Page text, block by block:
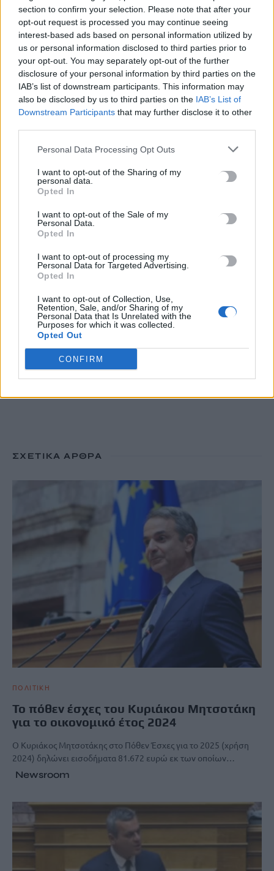
section to confirm your selection. Please note that after your
opt-out request is processed you may continue seeing
interest-based ads based on personal information utilized by
us or personal information disclosed to third parties prior to
your opt-out. You may separately opt-out of the further
disclosure of your personal information by third parties on the
IAB’s list of downstream participants. This information may
also be disclosed by us to third parties on the IAB’s List of
Downstream Participants that may further disclose it to other
Personal Data Processing Opt Outs
I want to opt-out of the Sharing of my
personal data.
Opted In
I want to opt-out of the Sale of my
Personal Data.
Opted In
I want to opt-out of processing my
Personal Data for Targeted Advertising.
Opted In
I want to opt-out of Collection, Use,
Retention, Sale, and/or Sharing of my
Personal Data that Is Unrelated with the
Purposes for which it was collected.
Opted Out
CONFIRM
Κρήτη: 500.000 ευρώ για έργα οδικής ασφάλειας –
Διαγραμμίσεις και ανακλαστήρες σε 150 χλμ. οδικού δικτύου
Δήμος Μινώα Πεδιάδας: 285 ζώα έλαβαν κτηνιατρική
φροντίδα
10 Αυγούστου, 2026
Προθεσμία για να δώσουν εξηγήσεις για την προσγείωση στο
ελικοπτέρου
10 Αυγούστου, 2026
Υπό έλεγχο η πυρκαγιά στον Κουβαρά Αττικής, παραμένουν
καπνογόνα σημεία – Προβληματίζουν οι ισχυροί άνεμοι
10 Αυγούστου, 2026
TRENDING
#ΔΕΚΑΠΕΝΤΑΥΓΟΥΣΤΟΣ
ΣΧΕΤΙΚΆ ΆΡΘΡΑ
ΠΟΛΙΤΙΚΗ
Το πόθεν έσχες του Κυριάκου Μητσοτάκη
για το οικονομικό έτος 2024
Ο Κυριάκος Μητσοτάκης στο Πόθεν Έσχες για το 2025 (χρήση
2024) δηλώνει εισοδήματα 81.672 ευρώ εκ των οποίων…
Newsroom